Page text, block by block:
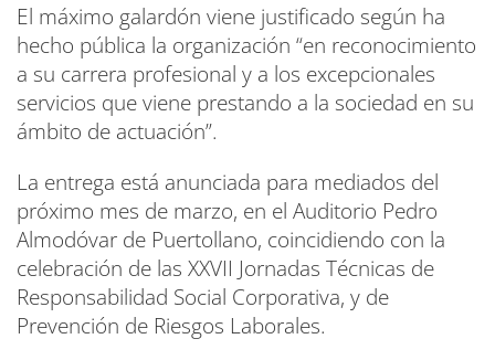
El máximo galardón viene justificado según ha
hecho pública la organización “en reconocimiento
a su carrera profesional y a los excepcionales
servicios que viene prestando a la sociedad en su
ámbito de actuación”.
La entrega está anunciada para mediados del
próximo mes de marzo, en el Auditorio Pedro
Almodóvar de Puertollano, coincidiendo con la
celebración de las XXVII Jornadas Técnicas de
Responsabilidad Social Corporativa, y de
Prevención de Riesgos Laborales.